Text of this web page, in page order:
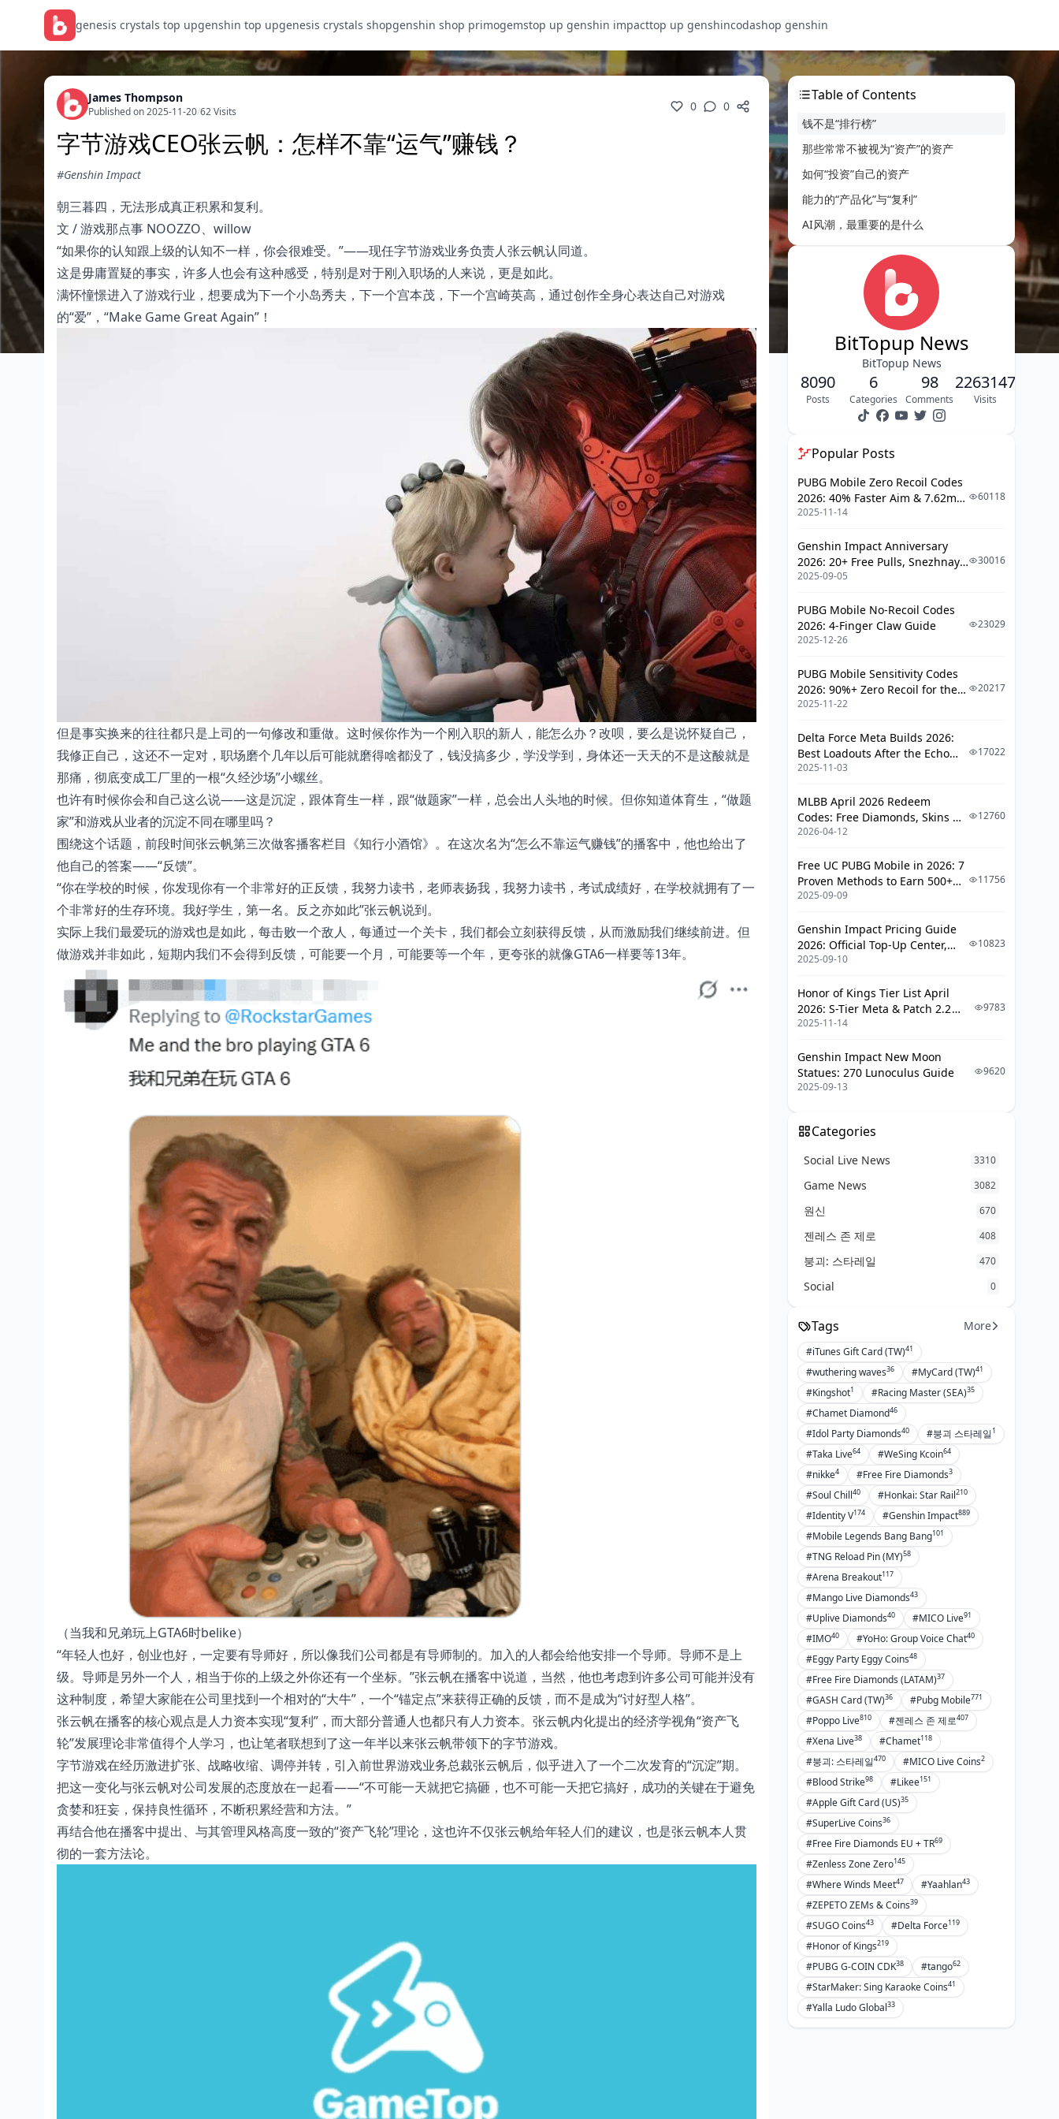
genesis crystals top upgenshin top upgenesis crystals shopgenshin shop primogemstop up genshin impacttop up genshincodashop genshin
James Thompson
Published on 2025-11-20/62 Visits 0 0
字节游戏CEO张云帆：怎样不靠“运气”赚钱？
#Genshin Impact
朝三暮四，无法形成真正积累和复利。
文 / 游戏那点事 NOOZZO、willow
“如果你的认知跟上级的认知不一样，你会很难受。”——现任字节游戏业务负责人张云帆认同道。
这是毋庸置疑的事实，许多人也会有这种感受，特别是对于刚入职场的人来说，更是如此。
满怀憧憬进入了游戏行业，想要成为下一个小岛秀夫，下一个宫本茂，下一个宫崎英高，通过创作全身心表达自己对游戏
的“爱”，“Make Game Great Again”！
但是事实换来的往往都只是上司的一句修改和重做。这时候你作为一个刚入职的新人，能怎么办？改呗，要么是说怀疑自己，
我修正自己，这还不一定对，职场磨个几年以后可能就磨得啥都没了，钱没搞多少，学没学到，身体还一天天的不是这酸就是
那痛，彻底变成工厂里的一根“久经沙场”小螺丝。
也许有时候你会和自己这么说——这是沉淀，跟体育生一样，跟“做题家”一样，总会出人头地的时候。但你知道体育生，“做题
家”和游戏从业者的沉淀不同在哪里吗？
围绕这个话题，前段时间张云帆第三次做客播客栏目《知行小酒馆》。在这次名为“怎么不靠运气赚钱”的播客中，他也给出了
他自己的答案——“反馈”。
“你在学校的时候，你发现你有一个非常好的正反馈，我努力读书，老师表扬我，我努力读书，考试成绩好，在学校就拥有了一
个非常好的生存环境。我好学生，第一名。反之亦如此”张云帆说到。
实际上我们最爱玩的游戏也是如此，每击败一个敌人，每通过一个关卡，我们都会立刻获得反馈，从而激励我们继续前进。但
做游戏并非如此，短期内我们不会得到反馈，可能要一个月，可能要等一个年，更夸张的就像GTA6一样要等13年。
（当我和兄弟玩上GTA6时belike）
“年轻人也好，创业也好，一定要有导师好，所以像我们公司都是有导师制的。加入的人都会给他安排一个导师。导师不是上
级。导师是另外一个人，相当于你的上级之外你还有一个坐标。”张云帆在播客中说道，当然，他也考虑到许多公司可能并没有
这种制度，希望大家能在公司里找到一个相对的“大牛”，一个“锚定点”来获得正确的反馈，而不是成为“讨好型人格”。
张云帆在播客的核心观点是人力资本实现“复利”，而大部分普通人也都只有人力资本。张云帆内化提出的经济学视角“资产飞
轮”发展理论非常值得个人学习，也让笔者联想到了这一年半以来张云帆带领下的字节游戏。
字节游戏在经历激进扩张、战略收缩、调停并转，引入前世界游戏业务总裁张云帆后，似乎进入了一个二次发育的“沉淀”期。
把这一变化与张云帆对公司发展的态度放在一起看——“不可能一天就把它搞砸，也不可能一天把它搞好，成功的关键在于避免
贪婪和狂妄，保持良性循环，不断积累经营和方法。”
再结合他在播客中提出、与其管理风格高度一致的“资产飞轮”理论，这也许不仅张云帆给年轻人们的建议，也是张云帆本人贯
彻的一套方法论。
Table of Contents
钱不是“排行榜”
那些常常不被视为“资产”的资产
如何“投资”自己的资产
能力的“产品化”与“复利”
AI风潮，最重要的是什么
BitTopup News
BitTopup News
8090
Posts
6
Categories
98
Comments
2263147
Visits
Popular Posts
PUBG Mobile Zero Recoil Codes
2026: 40% Faster Aim & 7.62mm
Weapon Adjustments
2025-11-14
60118
Genshin Impact Anniversary
2026: 20+ Free Pulls, Snezhnaya
Roadmap & Complete Guide
2025-09-05
30016
PUBG Mobile No-Recoil Codes
2026: 4-Finger Claw Guide
2025-12-26
23029
PUBG Mobile Sensitivity Codes
2026: 90%+ Zero Recoil for the
V4.4 M416 & AUG Meta
2025-11-22
20217
Delta Force Meta Builds 2026:
Best Loadouts After the Echo
Season Update
2025-11-03
17022
MLBB April 2026 Redeem
Codes: Free Diamonds, Skins &
Starlight Rewards
2026-04-12
12760
Free UC PUBG Mobile in 2026: 7
Proven Methods to Earn 500+
UC (V4.3 & RPA18 Updates)
2025-09-09
11756
Genshin Impact Pricing Guide
2026: Official Top-Up Center,
Platform Differences, and
2025-09-10
10823
Honor of Kings Tier List April
2026: S-Tier Meta & Patch 2.2
Changes
2025-11-14
9783
Genshin Impact New Moon
Statues: 270 Lunoculus Guide
2025-09-13
9620
Categories
Social Live News 3310
Game News 3082
원신 670
젠레스 존 제로 408
붕괴: 스타레일 470
Social 0
Tags More
#iTunes Gift Card (TW)41
#wuthering waves36 #MyCard (TW)41
#Kingshot1 #Racing Master (SEA)35
#Chamet Diamond46
#Idol Party Diamonds40 #붕괴 스타레일1
#Taka Live64 #WeSing Kcoin64
#nikke4 #Free Fire Diamonds3
#Soul Chill40 #Honkai: Star Rail210
#Identity V174 #Genshin Impact889
#Mobile Legends Bang Bang101
#TNG Reload Pin (MY)58
#Arena Breakout117
#Mango Live Diamonds43
#Uplive Diamonds40 #MICO Live91
#IMO40 #YoHo: Group Voice Chat40
#Eggy Party Eggy Coins48
#Free Fire Diamonds (LATAM)37
#GASH Card (TW)36 #Pubg Mobile771
#Poppo Live810 #젠레스 존 제로407
#Xena Live38 #Chamet118
#붕괴: 스타레일470 #MICO Live Coins2
#Blood Strike98 #Likee151
#Apple Gift Card (US)35
#SuperLive Coins36
#Free Fire Diamonds EU + TR69
#Zenless Zone Zero145
#Where Winds Meet47 #Yaahlan43
#ZEPETO ZEMs & Coins39
#SUGO Coins43 #Delta Force119
#Honor of Kings219
#PUBG G-COIN CDK38 #tango62
#StarMaker: Sing Karaoke Coins41
#Yalla Ludo Global33